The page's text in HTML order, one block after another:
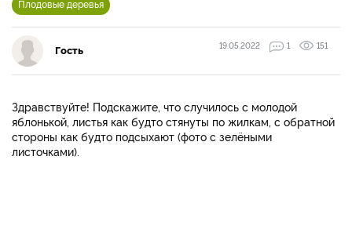
Плодовые деревья
Гость 19.05.2022 1 151
Здравствуйте! Подскажите, что случилось с молодой
яблонькой, листья как будто стянуты по жилкам, с обратной
стороны как будто подсыхают (фото с зелёными
листочками).